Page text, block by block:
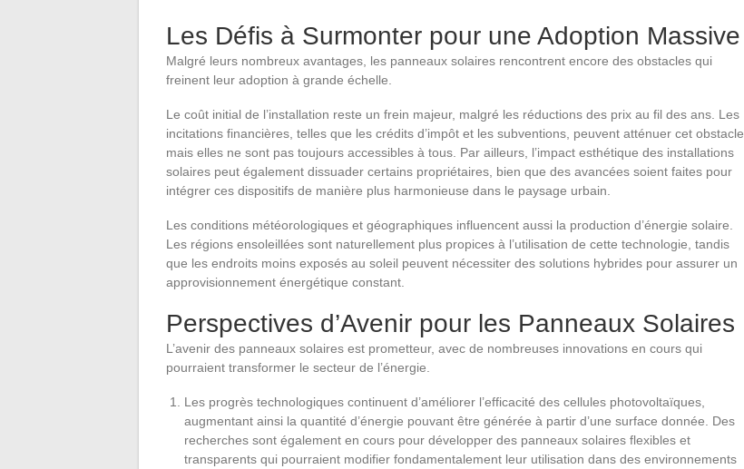
Les Défis à Surmonter pour une Adoption Massive
Malgré leurs nombreux avantages, les panneaux solaires rencontrent encore des obstacles qui
freinent leur adoption à grande échelle.
Le coût initial de l’installation reste un frein majeur, malgré les réductions des prix au fil des ans. Les
incitations financières, telles que les crédits d’impôt et les subventions, peuvent atténuer cet obstacle,
mais elles ne sont pas toujours accessibles à tous. Par ailleurs, l’impact esthétique des installations
solaires peut également dissuader certains propriétaires, bien que des avancées soient faites pour
intégrer ces dispositifs de manière plus harmonieuse dans le paysage urbain.
Les conditions météorologiques et géographiques influencent aussi la production d’énergie solaire.
Les régions ensoleillées sont naturellement plus propices à l’utilisation de cette technologie, tandis
que les endroits moins exposés au soleil peuvent nécessiter des solutions hybrides pour assurer un
approvisionnement énergétique constant.
Perspectives d’Avenir pour les Panneaux Solaires
L’avenir des panneaux solaires est prometteur, avec de nombreuses innovations en cours qui
pourraient transformer le secteur de l’énergie.
Les progrès technologiques continuent d’améliorer l’efficacité des cellules photovoltaïques,
augmentant ainsi la quantité d’énergie pouvant être générée à partir d’une surface donnée. Des
recherches sont également en cours pour développer des panneaux solaires flexibles et
transparents qui pourraient modifier fondamentalement leur utilisation dans des environnements